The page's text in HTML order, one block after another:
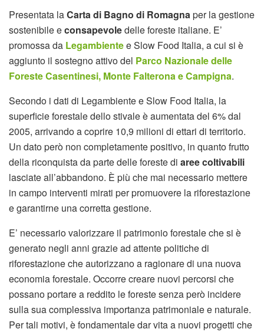
Presentata laCarta di Bagno di Romagnaper la gestione
sostenibile econsapevoledelle foreste italiane. E’
promossa da Legambientee Slow Food Italia, a cui si è
aggiunto il sostegno attivo del Parco Nazionale delle
Foreste Casentinesi, Monte Falterona e Campigna.
Secondo i dati di Legambiente e Slow Food Italia, la
superficie forestale dello stivale è aumentata del 6% dal
2005, arrivando a coprire 10,9 milioni di ettari di territorio.
Un dato però non completamente positivo, in quanto frutto
della riconquista da parte delle foreste di aree coltivabili
lasciate all’abbandono. È più che mai necessario mettere
in campo interventi mirati per promuovere la riforestazione
e garantirne una corretta gestione.
E’ necessario valorizzare il patrimonio forestale che si è
generato negli anni grazie ad attente politiche di
riforestazione che autorizzano a ragionare di una nuova
economia forestale. Occorre creare nuovi percorsi che
possano portare a reddito le foreste senza però incidere
sulla sua complessiva importanza patrimoniale e naturale.
Per tali motivi, è fondamentale dar vita a nuovi progetti che